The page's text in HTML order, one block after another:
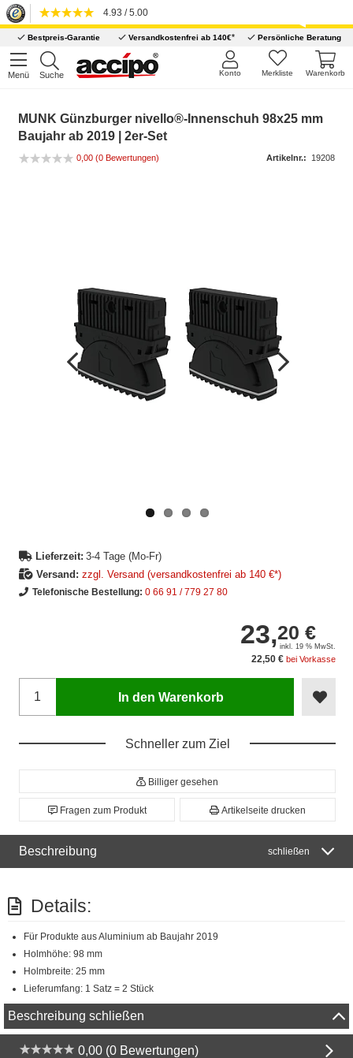
4.93 / 5.00
Bestpreis-Garantie Versandkostenfrei ab 140€* Persönliche Beratung
Menü Suche Warenkorb
Merkliste
Konto
MUNK Günzburger nivello®-Innenschuh 98x25 mm
Baujahr ab 2019 | 2er-Set
0,00 (0 Bewertungen) Artikelnr.: 19208
Nächstes
Lieferzeit: 3-4 Tage (Mo-Fr)
Versand: zzgl. Versand (versandkostenfrei ab 140 €*)
Telefonische Bestellung: 0 66 91 / 779 27 80
23,20 €
inkl. 19 % MwSt.
22,50 € bei Vorkasse
In den Warenkorb
Schneller zum Ziel
Billiger gesehen
Fragen zum Produkt Artikelseite drucken
Beschreibung schließen
Details:
Für Produkte aus Aluminium ab Baujahr 2019
Holmhöhe: 98 mm
Holmbreite: 25 mm
Lieferumfang: 1 Satz = 2 Stück
Beschreibung schließen
0,00 (0 Bewertungen)